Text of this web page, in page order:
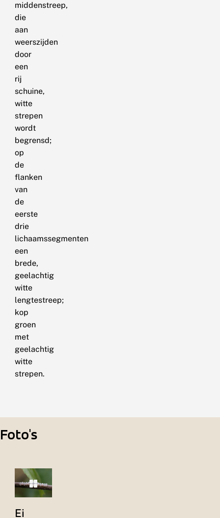
middenstreep,
die
aan
weerszijden
door
een
rij
schuine,
witte
strepen
wordt
begrensd;
op
de
flanken
van
de
eerste
drie
lichaamssegmenten
een
brede,
geelachtig
witte
lengtestreep;
kop
groen
met
geelachtig
witte
strepen.
Foto's
Ei